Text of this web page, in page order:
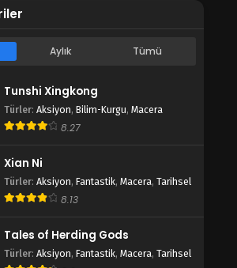
Aylık Tümü
Tunshi Xingkong
Türler: Aksiyon, Bilim-Kurgu, Macera
8.27
Xian Ni
Türler: Aksiyon, Fantastik, Macera, Tarihsel
8.13
Tales of Herding Gods
Türler: Aksiyon, Fantastik, Macera, Tarihsel